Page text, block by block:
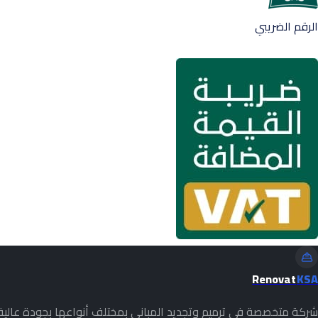
الرقم الضريبي
RenovatKSA
شركة متخصصة في ترميم وتجديد المباني بمختلف أنواعها بجودة